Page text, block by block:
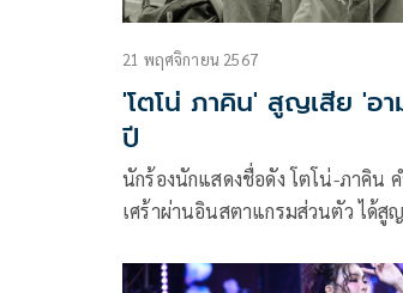
21 พฤศจิกายน 2567
'โตโน่ ภาคิน' สูญเสีย 'อา
ปี
นักร้องนักแสดงชื่อดัง โตโน่-ภาคิน
เศร้าผ่านอินสตาแกรมส่วนตัว ได้สู
แฟนคลับต่างส่งกำลังใจให้หนุ่มโตโ